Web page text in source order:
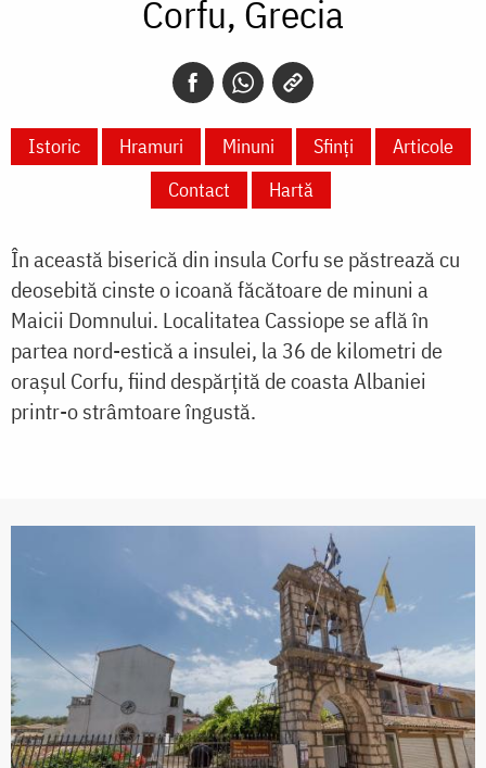
Corfu, Grecia
Istoric Hramuri Minuni Sfinți
Articole
Contact
Hartă
În această biserică din insula Corfu se păstrează cu
deosebită cinste o icoană făcătoare de minuni a
Maicii Domnului. Localitatea Cassiope se află în
partea nord-estică a insulei, la 36 de kilometri de
oraşul Corfu, fiind despărţită de coasta Albaniei
printr-o strâmtoare îngustă.